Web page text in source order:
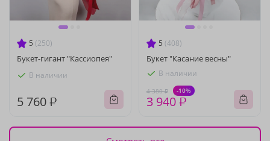
5 (250)
Букет-гигант "Кассиопея"
В наличии
5 760 ₽
5 (408)
Букет "Касание весны"
В наличии
4 380 ₽ -10%
3 940 ₽